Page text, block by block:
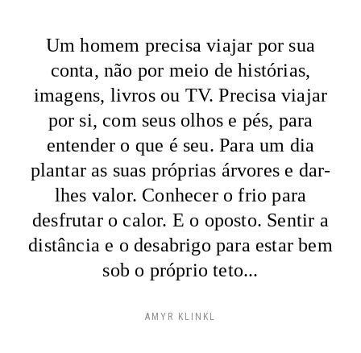
Um homem precisa viajar por sua
conta, não por meio de histórias,
imagens, livros ou TV. Precisa viajar
por si, com seus olhos e pés, para
entender o que é seu. Para um dia
plantar as suas próprias árvores e dar-
lhes valor. Conhecer o frio para
desfrutar o calor. E o oposto. Sentir a
distância e o desabrigo para estar bem
sob o próprio teto...
AMYR KLINKL